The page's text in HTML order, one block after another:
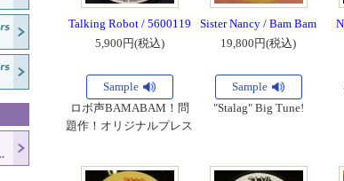
Talking Robot / 5600119
5,900円(税込)
Sample
ロボ声BAMABAM！問
題作！オリジナルプレス
Sister Nancy / Bam Bam
19,800円(税込)
Sample
"Stalag" Big Tune!